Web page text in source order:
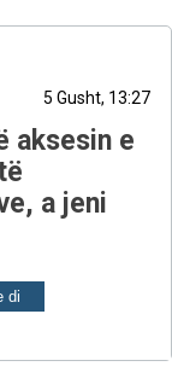
5 Gusht, 13:27
aksesin e
a jeni
di